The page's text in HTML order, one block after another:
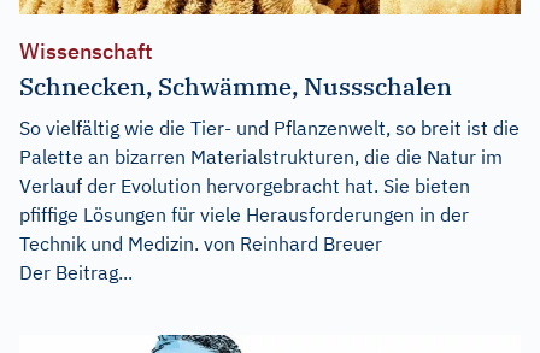
Wissenschaft
Schnecken, Schwämme, Nussschalen
So vielfältig wie die Tier- und Pflanzenwelt, so breit ist die
Palette an bizarren Materialstrukturen, die die Natur im
Verlauf der Evolution hervorgebracht hat. Sie bieten
pfiffige Lösungen für viele Herausforderungen in der
Technik und Medizin. von Reinhard Breuer
Der Beitrag...